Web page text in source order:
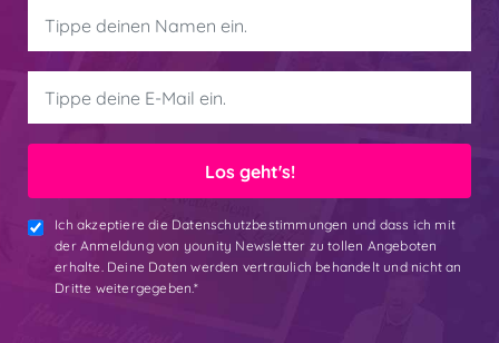
Los geht's!
Ich akzeptiere die Datenschutzbestimmungen und dass ich mit
der Anmeldung von younity Newsletter zu tollen Angeboten
erhalte. Deine Daten werden vertraulich behandelt und nicht an
Dritte weitergegeben.*